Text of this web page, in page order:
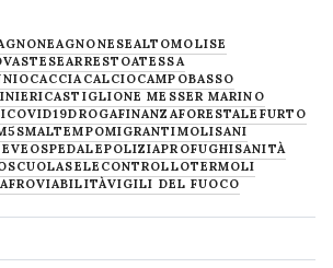
AGNONESEALTOMOLISE
ARRESTOATESSA
CACCIACALCIOCAMPOBASSO
CASTIGLIONE MESSER MARINO
COVID19DROGAFINANZAFORESTALE FURTO
MALTEMPOMIGRANTIMOLISANI
OSPEDALEPOLIZIAPROFUGHISANITÀ
SCUOLASELECONTROLLOTERMOLI
VIABILITÀVIGILI DEL FUOCO